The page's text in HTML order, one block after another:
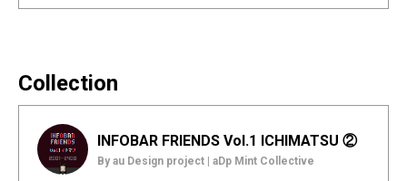
Collection
INFOBAR FRIENDS Vol.1 ICHIMATSU ②
By au Design project | aDp Mint Collective